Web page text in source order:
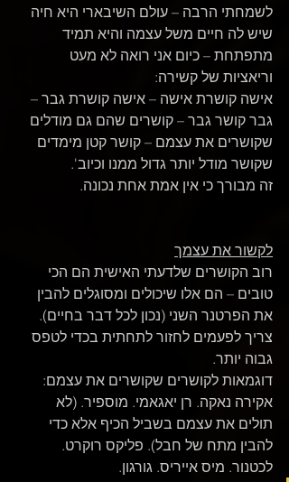
לשמחתי הרבה – עולם השיבארי היא חיה
שיש לה חיים משל עצמה והיא תמיד
מתפתחת – כיום אני רואה לא מעט
וריאציות של קשירה:
אישה קושרת אישה – אישה קושרת גבר –
גבר קושר גבר – קושרים שהם גם מודלים
שקושרים את עצמם – קושר קטן מימדים
שקושר מודל יותר גדול ממנו וכיוב'.
זה מבורך כי אין אמת אחת נכונה.
לקשור את עצמך
רוב הקושרים שלדעתי האישית הם הכי
טובים – הם אלו שיכולים ומסוגלים להבין
את הפרטנר השני (נכון לכל דבר בחיים).
צריך לפעמים לחזור לתחתית בכדי לטפס
גבוה יותר.
דוגמאות לקושרים שקושרים את עצמם:
אקירה נאקה. רן יאגאמי. מוספיר. (לא
תולים את עצמם בשביל הכיף אלא כדי
להבין מתח של חבל). פליקס רוקרט.
לכטנור. מיס אייריס. גורגון.